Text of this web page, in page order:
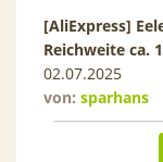
[AliExpress]
Reichweite ca.
02.07.2025
von: sparhans